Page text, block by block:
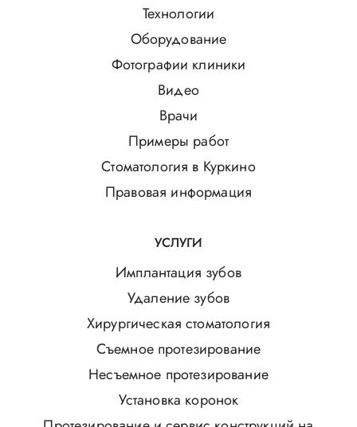
Технологии
Оборудование
Фотографии клиники
Видео
Врачи
Примеры работ
Стоматология в Куркино
Правовая информация
УСЛУГИ
Имплантация зубов
Удаление зубов
Хирургическая стоматология
Съемное протезирование
Несъемное протезирование
Установка коронок